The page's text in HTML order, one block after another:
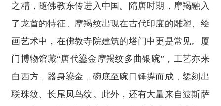
之精，随佛教东传进入中国。隋唐时期，摩羯融入
了龙首的特征。摩羯纹出现在古代印度的雕塑、绘
画艺术中，在佛教寺院建筑的塔门中更是常见。厦
门博物馆藏“唐代鎏金摩羯纹多曲银碗”，工艺亦来
自西方，器身鎏金，碗底至碗口锤揲而成，錾刻出
联珠纹、长尾凤鸟纹。此外，还有大量来自波斯萨